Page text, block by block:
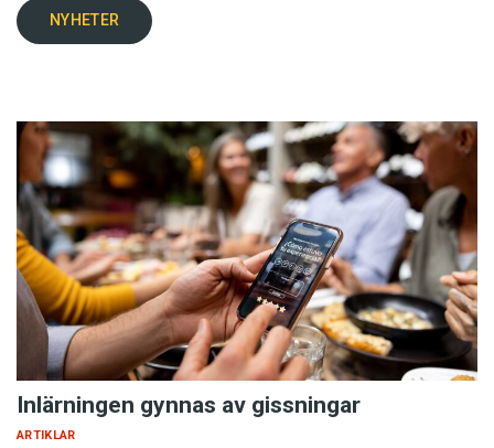
NYHETER
Inlärningen gynnas av gissningar
ARTIKLAR